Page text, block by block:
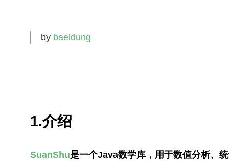
by baeldung
1.介绍
SuanShu是一个Java数学库，用于数值分析、